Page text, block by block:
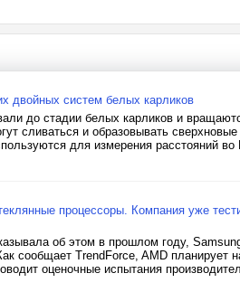
двойных систем белых карликов
до стадии белых карликов и
сливаться и образовывать
для измерения расстояний
процессоры. Компания уже
об этом в прошлом году,
сообщает TrendForce, AMD планирует
оценочные испытания